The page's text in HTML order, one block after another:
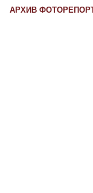
АРХИВ